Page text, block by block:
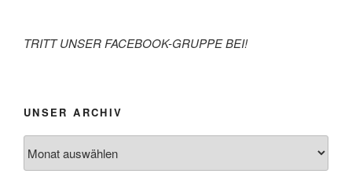
TRITT UNSER FACEBOOK-GRUPPE BEI!
UNSER ARCHIV